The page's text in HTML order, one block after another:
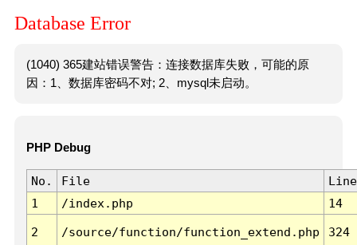
Database Error
(1040) 365建站错误警告：连接数据库失败，可能的原
因：1、数据库密码不对; 2、mysql未启动。
PHP Debug
No. File
Line
1
/index.php 14
2 /source/function/function_extend.php 324